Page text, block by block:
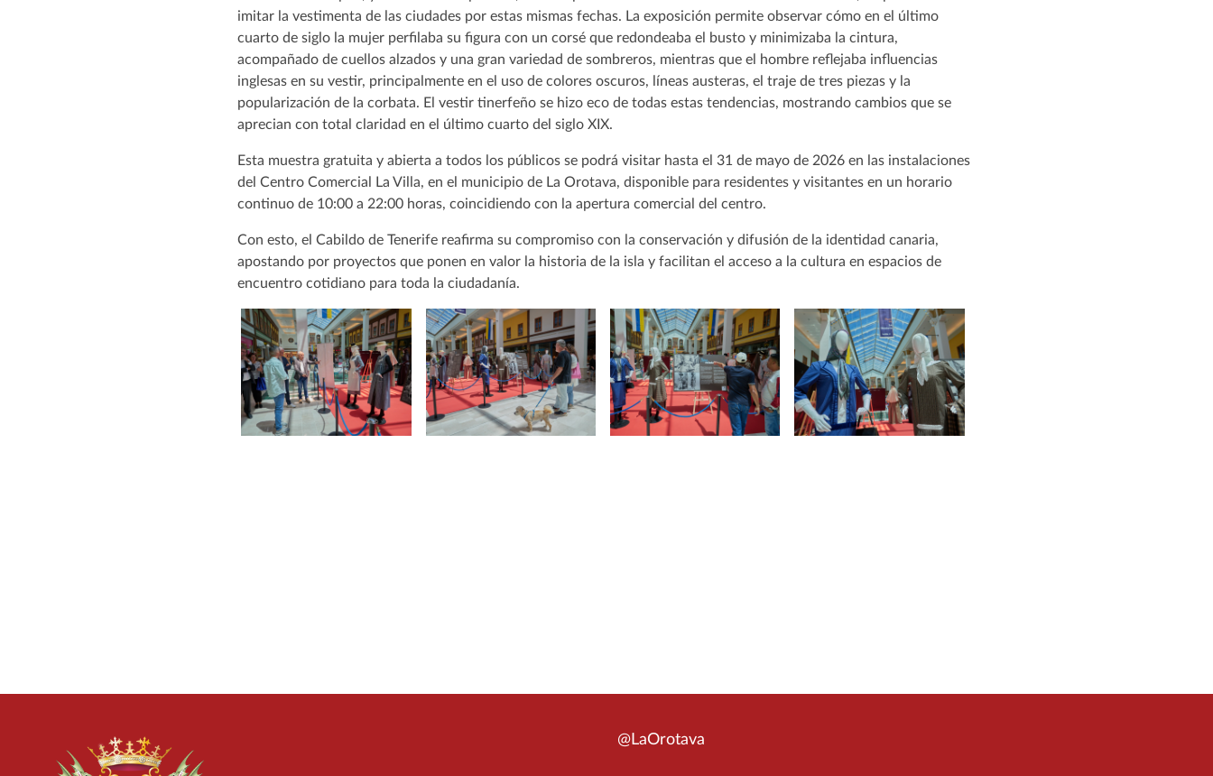
imitar la vestimenta de las ciudades por estas mismas fechas. La exposición permite observar cómo en el último
cuarto de siglo la mujer perfilaba su figura con un corsé que redondeaba el busto y minimizaba la cintura,
acompañado de cuellos alzados y una gran variedad de sombreros, mientras que el hombre reflejaba influencias
inglesas en su vestir, principalmente en el uso de colores oscuros, líneas austeras, el traje de tres piezas y la
popularización de la corbata. El vestir tinerfeño se hizo eco de todas estas tendencias, mostrando cambios que se
aprecian con total claridad en el último cuarto del siglo XIX.
Esta muestra gratuita y abierta a todos los públicos se podrá visitar hasta el 31 de mayo de 2026 en las instalaciones
del Centro Comercial La Villa, en el municipio de La Orotava, disponible para residentes y visitantes en un horario
continuo de 10:00 a 22:00 horas, coincidiendo con la apertura comercial del centro.
Con esto, el Cabildo de Tenerife reafirma su compromiso con la conservación y difusión de la identidad canaria,
apostando por proyectos que ponen en valor la historia de la isla y facilitan el acceso a la cultura en espacios de
encuentro cotidiano para toda la ciudadanía.
@LaOrotava